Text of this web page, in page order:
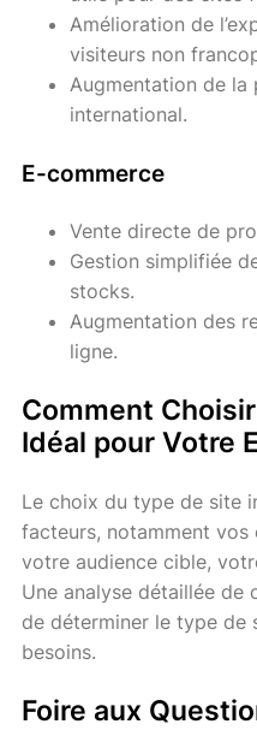
Amélioration de
visiteurs non
Augmentation de la
international.
E-commerce
Vente directe de
Gestion simplifiée
stocks.
Augmentation des
ligne.
Comment
Idéal pour Votre
Le choix du type de site
facteurs, notamment
votre audience cible,
Une analyse détaillée de
de déterminer le type de
besoins.
Foire aux